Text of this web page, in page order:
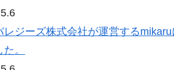
レジーズ株式会社が運営する
。